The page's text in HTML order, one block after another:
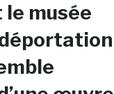
le musée